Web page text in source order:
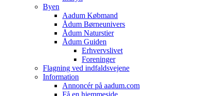
Byen
Aadum Købmand
Ådum Børneunivers
Ådum Naturstier
Ådum Guiden
Erhvervslivet
Foreninger
Flagning ved indfaldsvejene
Information
Annoncér på aadum.com
Få en hjemmeside